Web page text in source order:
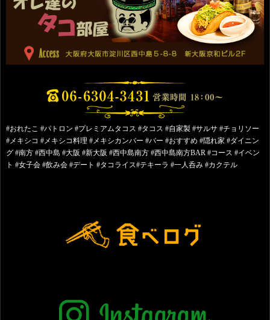
#おれたこ #パトロン #プレミアムタコス #タコス #自家製 #サルサ #チョリソー
#メキシコ #メキシコ料理 #メキシカンバー #バー #おすすめ #隠れ家 #ダイニン
グ #南方 #西中島 #大阪 #新大阪 #西中島南方 #西中島南方BAR #コース #イベン
ト #女子会 #飲み会 #デート #タコライス#テキーラ #一人呑み #カクテル